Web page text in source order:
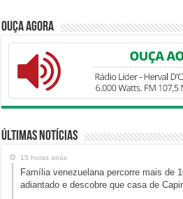
Ouça Agora
Últimas Notícias
15 horas atrás
Família venezuelana percorre mais de
adiantado e descobre que casa de